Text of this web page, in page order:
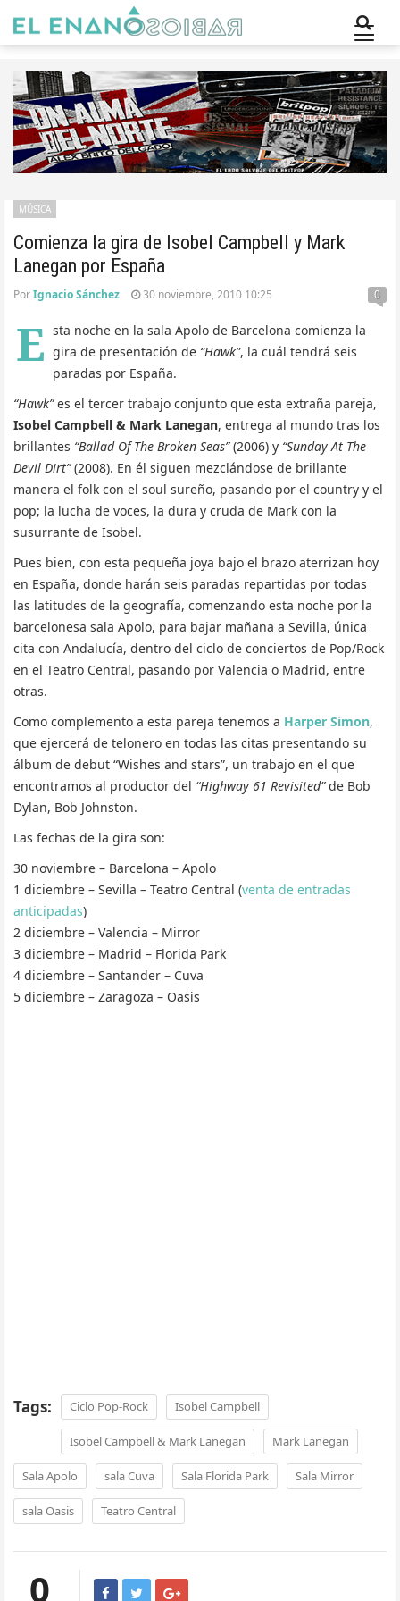
Comienza la gira de Isobel Campbell y Mark
Lanegan por España
MÚSICA
PorIgnacio Sánchez 30 noviembre, 2010 10:25 0
E sta noche en la sala Apolo de Barcelona comienza la
gira de presentación de “Hawk”, la cuál tendrá seis
paradas por España.
“Hawk”es el tercer trabajo conjunto que esta extraña pareja,
Isobel Campbell & Mark Lanegan, entrega al mundo tras los
brillantes “Ballad Of The Broken Seas”(2006) y “Sunday At The
Devil Dirt”(2008). En él siguen mezclándose de brillante
manera el folk con el soul sureño, pasando por el country y el
pop; la lucha de voces, la dura y cruda de Mark con la
susurrante de Isobel.
Pues bien, con esta pequeña joya bajo el brazo aterrizan hoy
en España, donde harán seis paradas repartidas por todas
las latitudes de la geografía, comenzando esta noche por la
barcelonesa sala Apolo, para bajar mañana a Sevilla, única
cita con Andalucía, dentro del ciclo de conciertos de Pop/Rock
en el Teatro Central, pasando por Valencia o Madrid, entre
otras.
Como complemento a esta pareja tenemos a Harper Simon,
que ejercerá de telonero en todas las citas presentando su
álbum de debut “Wishes and stars”, un trabajo en el que
encontramos al productor del “Highway 61 Revisited”de Bob
Dylan, Bob Johnston.
Las fechas de la gira son:
30 noviembre – Barcelona – Apolo
1 diciembre – Sevilla – Teatro Central (venta de entradas
anticipadas)
2 diciembre – Valencia – Mirror
3 diciembre – Madrid – Florida Park
4 diciembre – Santander – Cuva
5 diciembre – Zaragoza – Oasis
Tags: Ciclo Pop-Rock Isobel Campbell
Isobel Campbell & Mark Lanegan Mark Lanegan
Sala Apolo sala Cuva Sala Florida Park Sala Mirror
sala Oasis Teatro Central
0